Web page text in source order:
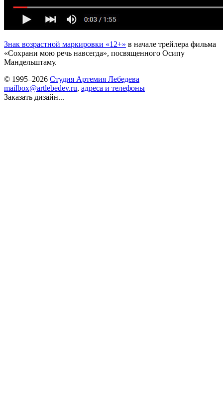
Знак возрастной маркировки «12+» в начале трейлера фильма
«Сохрани мою речь навсегда», посвященного Осипу
Мандельштаму.
© 1995–2026 Студия Артемия Лебедева
mailbox@artlebedev.ru, адреса и телефоны
Заказать дизайн...